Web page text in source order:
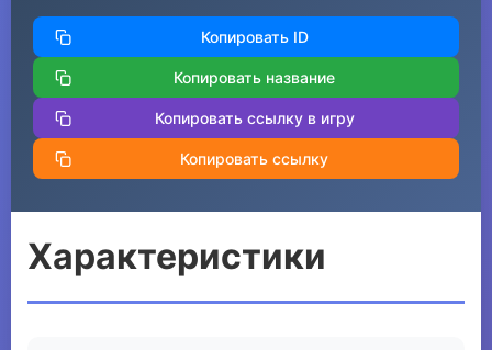
Копировать ID
Копировать название
Копировать ссылку в игру
Копировать ссылку
Характеристики